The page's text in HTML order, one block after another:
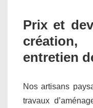
Prix et
création,
entretien
Nos artisans
travaux